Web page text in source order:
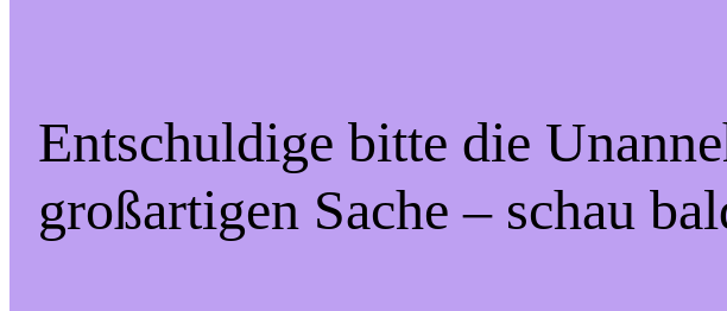
Entschuldige bitte die
großartigen Sache – schau